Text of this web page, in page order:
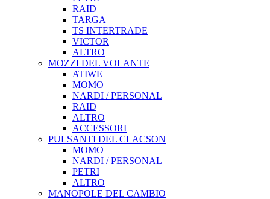
RAID
TARGA
TS INTERTRADE
VICTOR
ALTRO
MOZZI DEL VOLANTE
ATIWE
MOMO
NARDI / PERSONAL
RAID
ALTRO
ACCESSORI
PULSANTI DEL CLACSON
MOMO
NARDI / PERSONAL
PETRI
ALTRO
MANOPOLE DEL CAMBIO